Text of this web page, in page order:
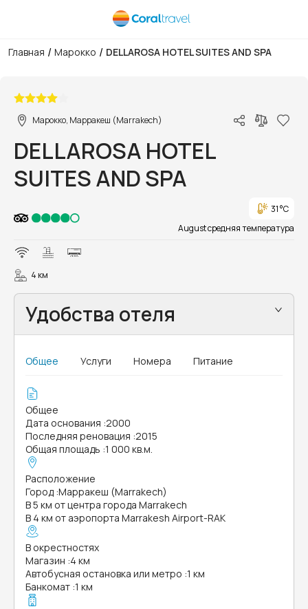
Главная / Марокко / DELLAROSA HOTEL SUITES AND SPA
Марокко, Марракеш (Marrakech)
DELLAROSA HOTEL
SUITES AND SPA
31 °C
August средняя температура
4 км
Удобства отеля
Общее Услуги Номера Питание
Общее
Дата основания :2000
Последняя реновация :2015
Общая площадь :1 000 кв.м.
Расположение
Город :Марракеш (Marrakech)
В 5 км от центра города Marrakech
В 4 км от аэропорта Marrakesh Airport-RAK
В окрестностях
Магазин :4 км
Автобусная остановка или метро :1 км
Банкомат :1 км